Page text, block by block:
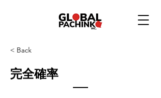
< Back
完全確率